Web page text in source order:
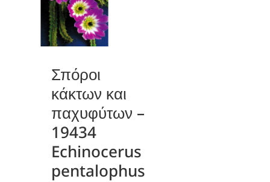
Σπόροι
κάκτων και
παχυφύτων –
19434
Echinocerus
pentalophus